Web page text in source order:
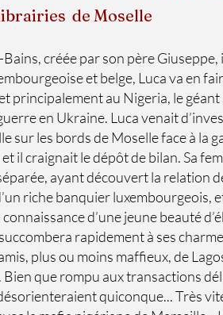
Moselle
créée par son père
et belge, Luca va en
principalement au Nigeria, le
en Ukraine. Luca venait
les bords de Moselle face à la
il craignait le dépôt de bilan. Sa
ayant découvert la relation
riche banquier luxembourgeois,
d’une jeune beauté
rapidement à ses
plus ou moins maffieux, de
que rompu aux transactions
quiconque... Très